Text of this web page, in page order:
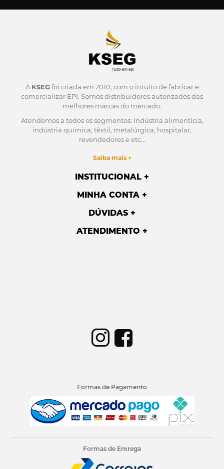
À KSEG foi criada em 2010, com o intuito de fabricar e
comercializar EPI. Somos distribuidores autorizados das
melhores marcas do mercado.
Atendemos a todos os segmentos: Indústria alimentícia,
indústria química, têxtil, metalúrgica, hospitalar,
revendedores e etc...
Saiba mais +
INSTITUCIONAL
MINHA CONTA
DÚVIDAS
ATENDIMENTO
Formas de Pagamento
Formas de Entrega